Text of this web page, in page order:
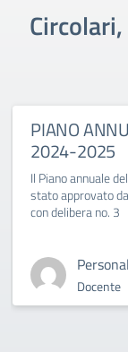
PIANO
2024-2025
Il Piano annuale
stato approvato
con delibera no. 3
Docente